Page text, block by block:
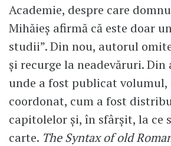
Academie, despre care
Mihăieș afirmă că este doar
studii”. Din nou, autorul
și recurge la neadevăruri.
unde a fost publicat volumul,
coordonat, cum a fost
capitolelor și, în sfârșit, la ce
carte. The Syntax of old